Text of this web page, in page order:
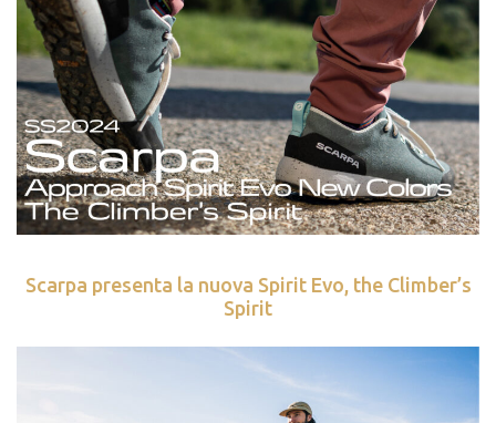
Scarpa presenta la nuova Spirit Evo, the Climber’s
Spirit